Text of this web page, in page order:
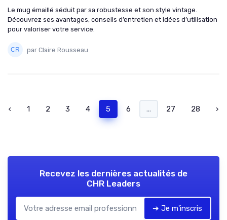
Le mug émaillé séduit par sa robustesse et son style vintage.
Découvrez ses avantages, conseils d’entretien et idées d’utilisation
pour valoriser votre service.
par Claire Rousseau
‹ 1 2 3 4 5 6 ... 27 28 ›
Recevez les dernières actualités de
CHR Leaders
➔ Je m'inscris